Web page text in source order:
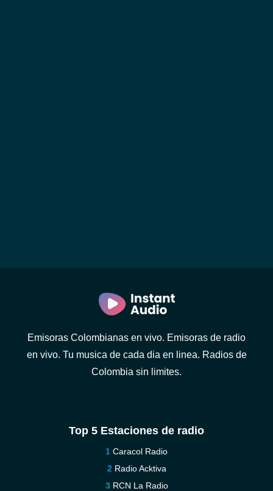
Emisoras Colombianas en vivo. Emisoras de radio
en vivo. Tu musica de cada dia en linea. Radios de
Colombia sin limites.
Top 5 Estaciones de radio
Caracol Radio
Radio Acktiva
RCN La Radio